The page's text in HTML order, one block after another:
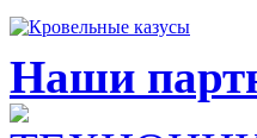
Наши